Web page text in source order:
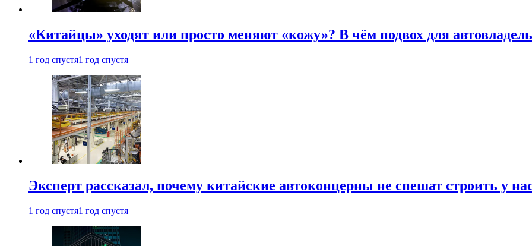
«Китайцы» уходят или просто меняют «кожу»? В чём подвох для
1 год спустя1 год спустя
Эксперт рассказал, почему китайские автоконцерны не спешат строить у
1 год спустя1 год спустя